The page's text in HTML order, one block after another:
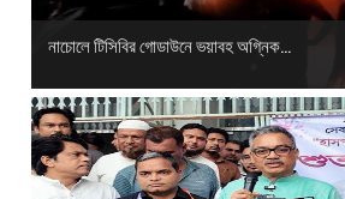
নাচোলে টিসিবির গোডাউনে ভয়াবহ অগ্নিক...